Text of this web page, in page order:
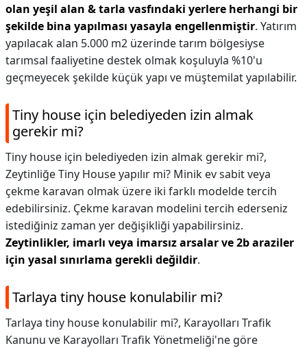
olan yeşil alan & tarla vasfındaki yerlere herhangi bir
şekilde bina yapılması yasayla engellenmiştir. Yatırım
yapılacak alan 5.000 m2 üzerinde tarım bölgesiyse
tarımsal faaliyetine destek olmak koşuluyla %10'u
geçmeyecek şekilde küçük yapı ve müştemilat yapılabilir.
Tiny house için belediyeden izin almak
gerekir mi?
Tiny house için belediyeden izin almak gerekir mi?,
Zeytinliğe Tiny House yapılır mi? Minik ev sabit veya
çekme karavan olmak üzere iki farklı modelde tercih
edebilirsiniz. Çekme karavan modelini tercih ederseniz
istediğiniz zaman yer değişikliği yapabilirsiniz.
Zeytinlikler, imarlı veya imarsız arsalar ve 2b araziler
için yasal sınırlama gerekli değildir.
Tarlaya tiny house konulabilir mi?
Tarlaya tiny house konulabilir mi?, Karayolları Trafik
Kanunu ve Karayolları Trafik Yönetmeliği'ne göre